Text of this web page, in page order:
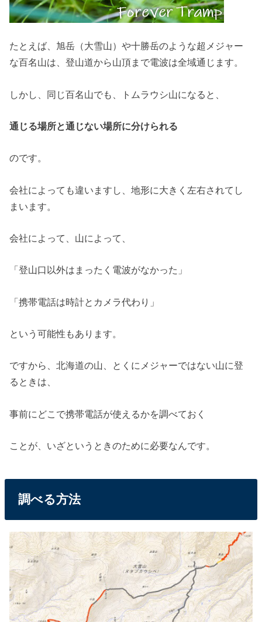
たとえば、旭岳（大雪山）や十勝岳のような超メジャー
な百名山は、登山道から山頂まで電波は全域通じます。
しかし、同じ百名山でも、トムラウシ山になると、
通じる場所と通じない場所に分けられる
のです。
会社によっても違いますし、地形に大きく左右されてし
まいます。
会社によって、山によって、
「登山口以外はまったく電波がなかった」
「携帯電話は時計とカメラ代わり」
という可能性もあります。
ですから、北海道の山、とくにメジャーではない山に登
るときは、
事前にどこで携帯電話が使えるかを調べておく
ことが、いざというときのために必要なんです。
調べる方法